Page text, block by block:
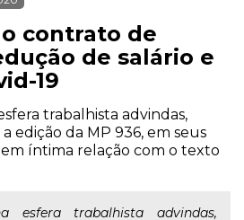
contrato de
de salário e
19
trabalhista advindas,
edição da MP 936, em seus
íntima relação com o texto
esfera trabalhista advindas,